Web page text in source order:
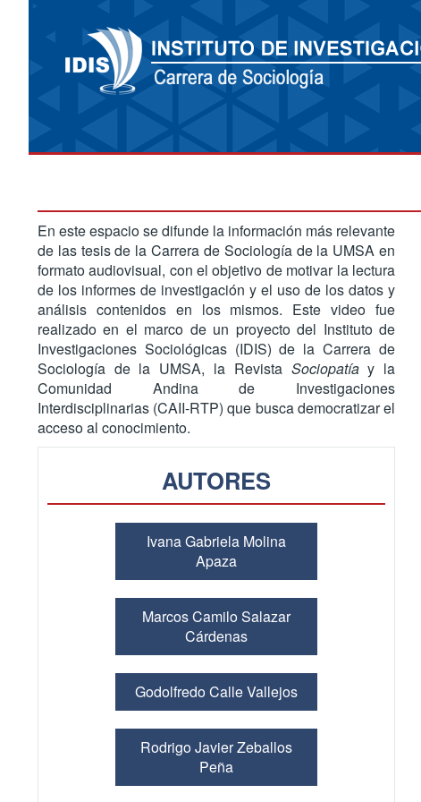
En este espacio se difunde la información más relevante
de las tesis de la Carrera de Sociología de la UMSA en
formato audiovisual, con el objetivo de motivar la lectura
de los informes de investigación y el uso de los datos y
análisis contenidos en los mismos. Este video fue
realizado en el marco de un proyecto del Instituto de
Investigaciones Sociológicas (IDIS) de la Carrera de
Sociología de la UMSA, la Revista Sociopatíay la
Comunidad Andina de Investigaciones
Interdisciplinarias (CAII-RTP) que busca democratizar el
acceso al conocimiento.
AUTORES
Ivana Gabriela Molina
Apaza
Marcos Camilo Salazar
Cárdenas
Godolfredo Calle Vallejos
Rodrigo Javier Zeballos
Peña